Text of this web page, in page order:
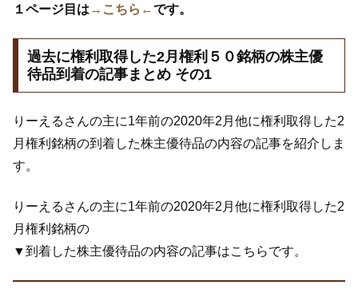
１ページ目は →こちら←です。
過去に権利取得した2月権利５０銘柄の株主優
待品到着の記事まとめ その1
りーえるさんの主に1年前の2020年2月他に権利取得した2
月権利銘柄の到着した株主優待品の内容の記事を紹介しま
す。
りーえるさんの主に1年前の2020年2月他に権利取得した2
月権利銘柄の
▼到着した株主優待品の内容の記事はこちらです。